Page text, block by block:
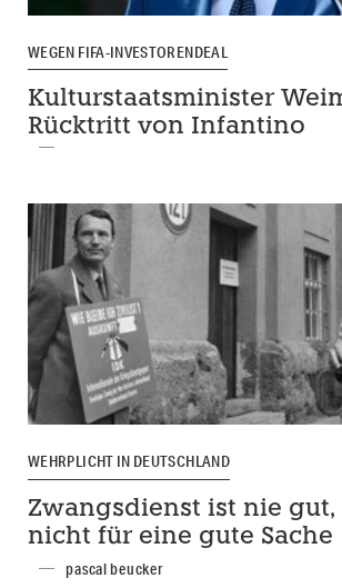
WEGEN FIFA-INVESTORENDEAL
Kulturstaatsminister
Rücktritt von Infantino
WEHRPLICHT IN DEUTSCHLAND
Zwangsdienst ist nie gut,
nicht für eine gute Sache
pascal beucker